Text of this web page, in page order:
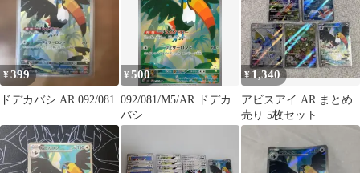
¥399
ドデカバシ AR 092/081
¥500
092/081/M5/AR ドデカ
バシ
¥ 1,340
アビスアイ AR まとめ
売り 5枚セット